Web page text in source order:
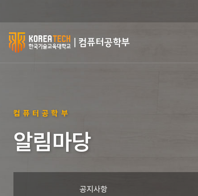
한
육
컴퓨터공학부
알림마당
공지사항